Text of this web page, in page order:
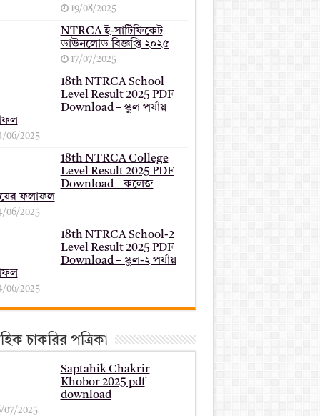
19/08/2025
NTRCA ই-সার্টিফিকেট
ডাউনলোড বিজ্ঞপ্তি ২০২৫
17/07/2025
18th NTRCA School
Level Result 2025 PDF
Download – স্কুল পর্যায়
06/2025
18th NTRCA College
Level Result 2025 PDF
Download – কলেজ
ফলাফল
06/2025
18th NTRCA School-2
Level Result 2025 PDF
Download – স্কুল-২ পর্যায়
06/2025
চাকরির পত্রিকা
Saptahik Chakrir
Khobor 2025 pdf
download
07/2025